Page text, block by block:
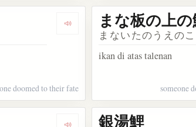
Dengarkan kosakata まな板の鯉
doomed to their fate
まな板の上
まないたのうえの
ikan di atas talenan
someone
銀湯鯉